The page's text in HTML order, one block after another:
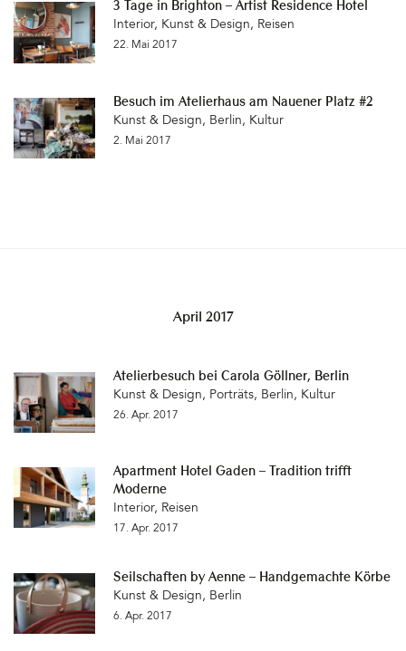
3 Tage in Brighton – Artist Residence Hotel
Interior, Kunst & Design, Reisen
22. Mai 2017
Besuch im Atelierhaus am Nauener Platz #2
Kunst & Design, Berlin, Kultur
2. Mai 2017
April 2017
Atelierbesuch bei Carola Göllner, Berlin
Kunst & Design, Porträts, Berlin, Kultur
26. Apr. 2017
Apartment Hotel Gaden – Tradition trifft
Moderne
Interior, Reisen
17. Apr. 2017
Seilschaften by Aenne – Handgemachte Körbe
Kunst & Design, Berlin
6. Apr. 2017